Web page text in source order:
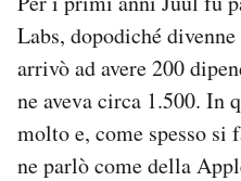
Labs, dopodiché
arrivò ad avere 200
ne aveva circa 1.500. In
molto e, come spesso si
ne parlò come della